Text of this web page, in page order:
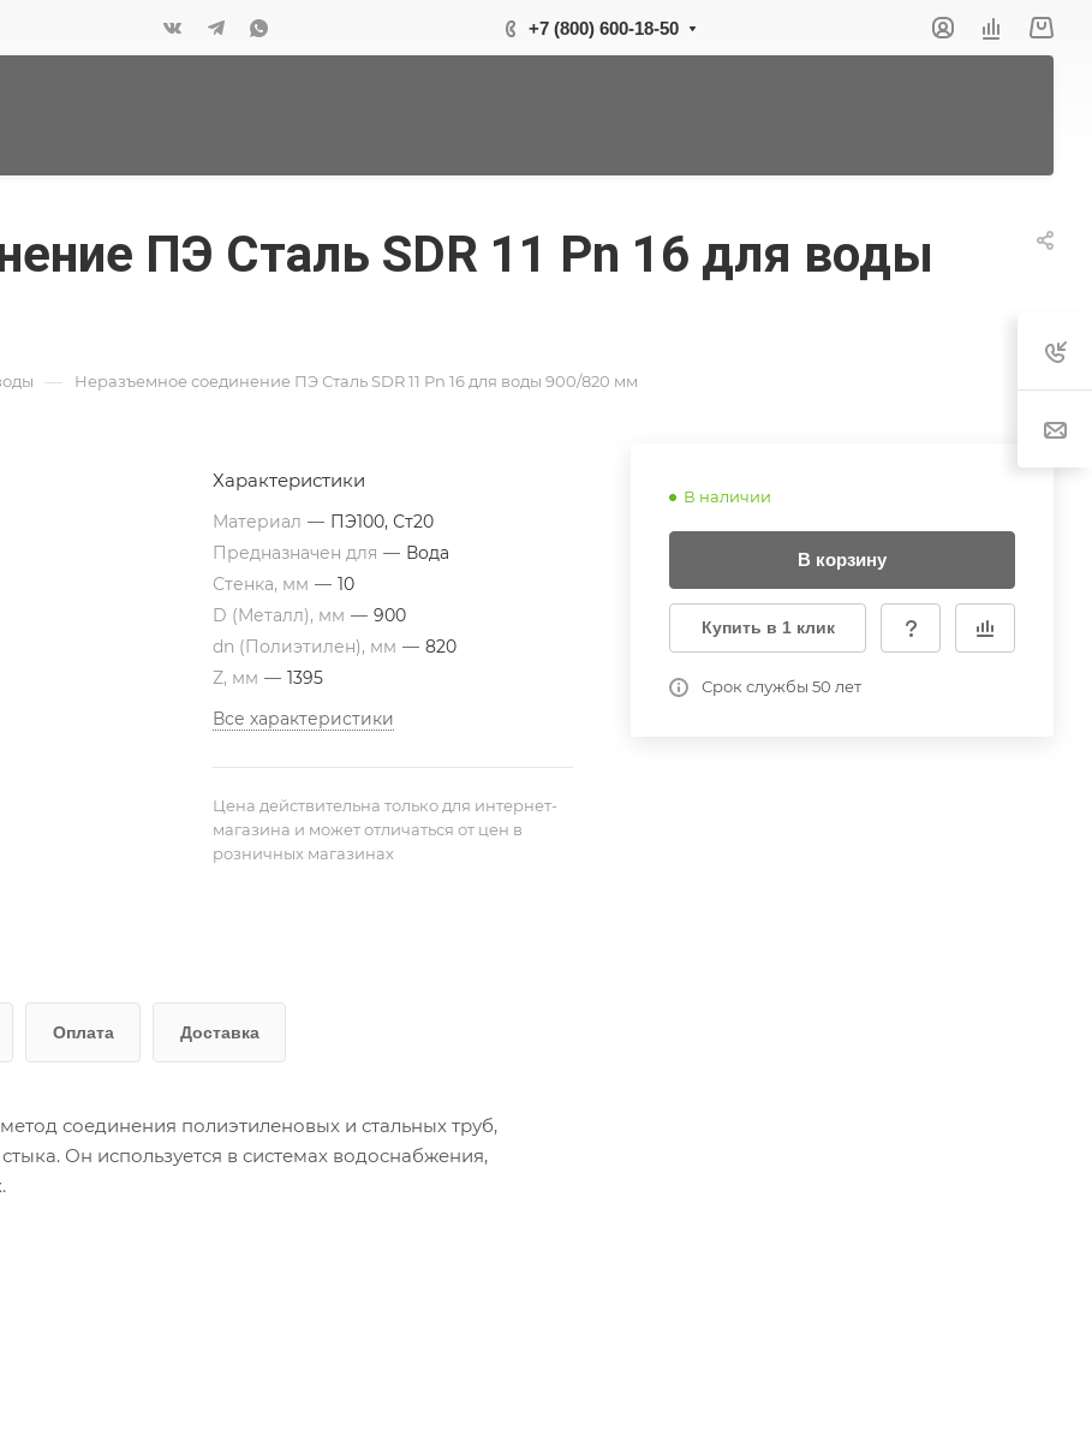
+7 (800) 600-18-50
ПЭ Сталь SDR 11 Pn 16 для воды
— Неразъемное соединение ПЭ Сталь SDR 11 Pn 16 для воды 900/820 мм
В наличии
В корзину
Купить в 1 клик
Срок службы 50 лет
Характеристики
Материал — ПЭ100, Ст20
Предназначен для — Вода
Стенка, мм — 10
D (Металл), мм — 900
dn (Полиэтилен), мм — 820
Z, мм — 1395
Все характеристики
Цена действительна только для интернет-
магазина и может отличаться от цен в
розничных магазинах
Оплата Доставка
соединения полиэтиленовых и стальных труб,
Он используется в системах водоснабжения,